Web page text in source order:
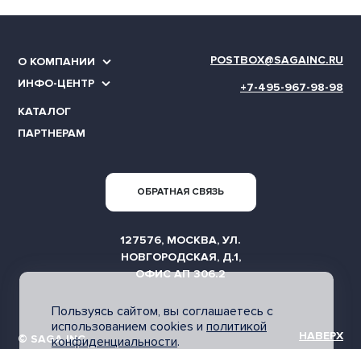
О КОМПАНИИ
ИНФО-ЦЕНТР
КАТАЛОГ
ПАРТНЕРАМ
POSTBOX@SAGAINC.RU
+7-495-967-98-98
ОБРАТНАЯ СВЯЗЬ
127576, МОСКВА, УЛ.
НОВГОРОДСКАЯ, Д.1,
ОФИС АП 306.2
© SAGA INC НАВЕРХ
Пользуясь сайтом, вы соглашаетесь с
использованием cookies и политикой
конфиденциальности.